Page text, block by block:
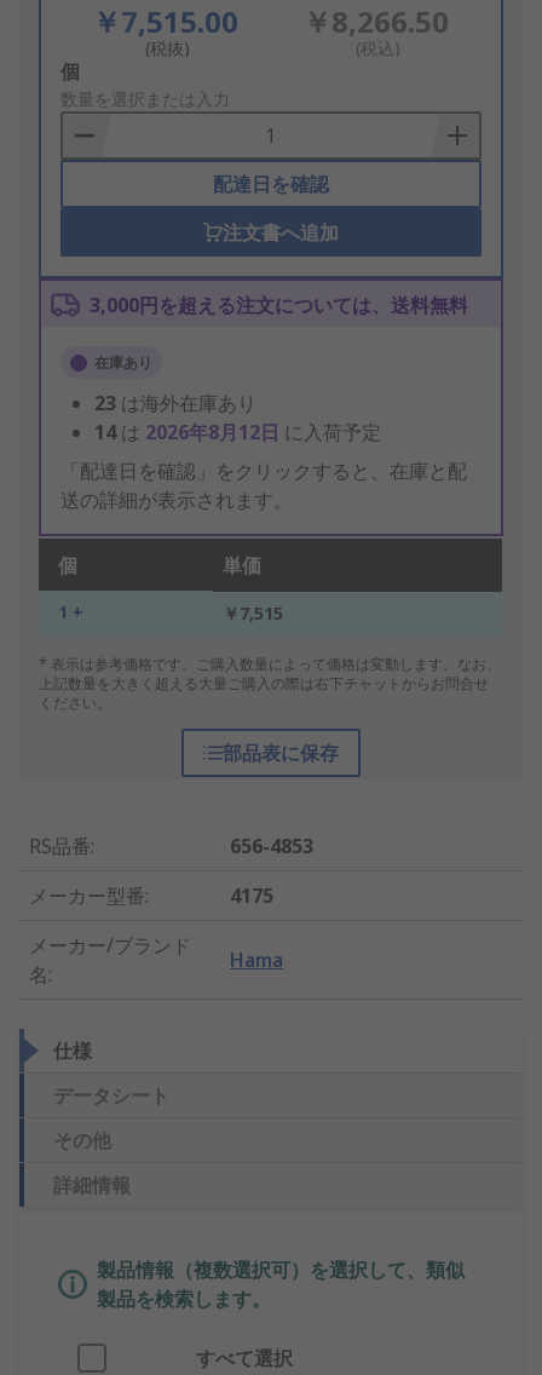
￥7,515.00
(税抜)
￥8,266.50
(税込)
Add
to
Basket
個
数量を選択または入力
配達日を確認
注文書へ追加
3,000円を超える注文については、送料無料
在庫あり
23 は海外在庫あり
14は 2026年8月12日 に入荷予定
「配達日を確認」をクリックすると、在庫と配
送の詳細が表示されます。
個 単価
1 + ￥7,515
* 表示は参考価格です。ご購入数量によって価格は変動します。なお、
上記数量を大きく超える大量ご購入の際は右下チャットからお問合せ
ください。
部品表に保存
RS品番:
656-4853
メーカー型番:
4175
メーカー/ブランド
名:
Hama
仕様
データシート
その他
詳細情報
製品情報（複数選択可）を選択して、類似
製品を検索します。
すべて選択